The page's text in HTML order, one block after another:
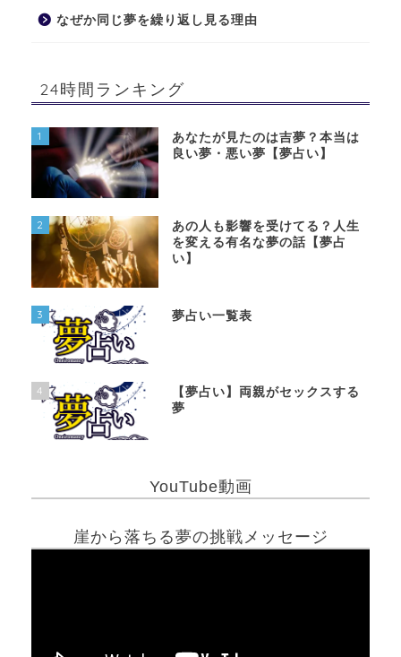
なぜか同じ夢を繰り返し見る理由
24時間ランキング
1
あなたが見たのは吉夢？本当は
良い夢・悪い夢【夢占い】
2
あの人も影響を受けてる？人生
を変える有名な夢の話【夢占
い】
3 夢占い一覧表
4
【夢占い】両親がセックスする
夢
YouTube動画
崖から落ちる夢の挑戦メッセージ